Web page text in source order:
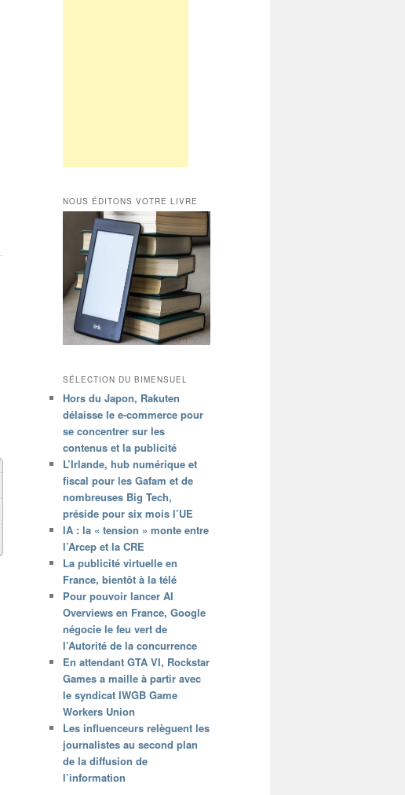
NOUS ÉDITONS VOTRE LIVRE
SÉLECTION DU BIMENSUEL
Hors du Japon, Rakuten
délaisse le e-commerce pour
se concentrer sur les
contenus et la publicité
L’Irlande, hub numérique et
fiscal pour les Gafam et de
nombreuses Big Tech,
préside pour six mois l’UE
IA : la « tension » monte entre
l’Arcep et la CRE
La publicité virtuelle en
France, bientôt à la télé
Pour pouvoir lancer AI
Overviews en France, Google
négocie le feu vert de
l’Autorité de la concurrence
En attendant GTA VI, Rockstar
Games a maille à partir avec
le syndicat IWGB Game
Workers Union
Les influenceurs relèguent les
journalistes au second plan
de la diffusion de
l’information